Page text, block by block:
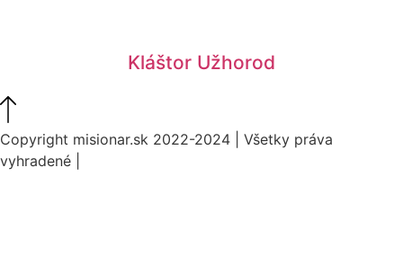
Kláštor Užhorod
Copyright misionar.sk 2022-2024 | Všetky práva
vyhradené |